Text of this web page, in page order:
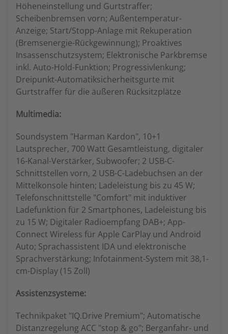
Höheneinstellung und Gurtstraffer;
Scheibenbremsen vorn; Außentemperatur-
Anzeige; Start/Stopp-Anlage mit Rekuperation
(Bremsenergie-Rückgewinnung); Proaktives
Insassenschutzsystem; Elektronische Parkbremse
inkl. Auto-Hold-Funktion; Progressivlenkung;
Dreipunkt-Automatiksicherheitsgurte mit
Gurtstraffer für die äußeren Rücksitzplätze
Multimedia:
Soundsystem "Harman Kardon", 10+1
Lautsprecher, 700 Watt Gesamtleistung, digitaler
16-Kanal-Verstärker, Subwoofer; 2 USB-C-
Schnittstellen vorn, 2 USB-C-Ladebuchsen an der
Mittelkonsole hinten; Ladeleistung bis zu 45 W;
Telefonschnittstelle "Comfort" mit induktiver
Ladefunktion für 2 Smartphones, Ladeleistung bis
zu 15 W; Digitaler Radioempfang DAB+; App-
Connect Wireless für Apple CarPlay und Android
Auto; Sprachassistent IDA und elektronische
Sprachverstärkung; Infotainment-System mit 38,1-
cm-Display (15 Zoll)
Assistenzsysteme:
Technikpaket "IQ.Drive Premium"; Automatische
Distanzregelung ACC "stop & go"; Berganfahr- und